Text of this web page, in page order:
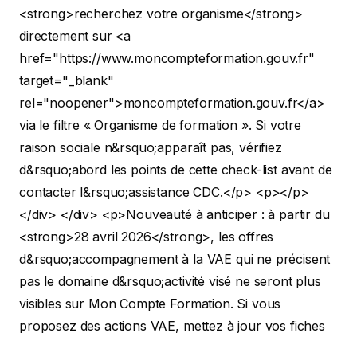
<strong>recherchez votre organisme</strong>
directement sur <a
href="https://www.moncompteformation.gouv.fr"
target="_blank"
rel="noopener">moncompteformation.gouv.fr</a>
via le filtre « Organisme de formation ». Si votre
raison sociale n&rsquo;apparaît pas, vérifiez
d&rsquo;abord les points de cette check-list avant de
contacter l&rsquo;assistance CDC.</p> <p></p>
</div> </div> <p>Nouveauté à anticiper : à partir du
<strong>28 avril 2026</strong>, les offres
d&rsquo;accompagnement à la VAE qui ne précisent
pas le domaine d&rsquo;activité visé ne seront plus
visibles sur Mon Compte Formation. Si vous
proposez des actions VAE, mettez à jour vos fiches